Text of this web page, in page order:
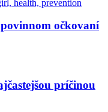
očkovaní
príčinou